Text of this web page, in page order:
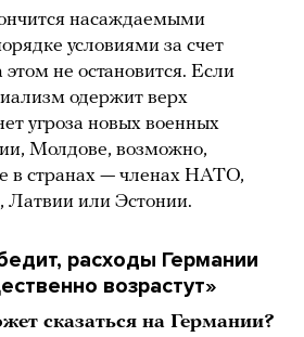
насаждаемыми
условиями за счет
не остановится. Если
одержит верх
угроза новых военных
Молдове, возможно,
в странах — членах НАТО,
Латвии или Эстонии.
расходы Германии
возрастут»
сказаться на Германии?